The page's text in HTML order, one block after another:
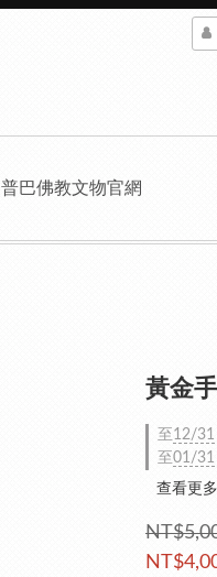
普巴佛教文物官網
黃金
至 12/
至01/31
查看更多